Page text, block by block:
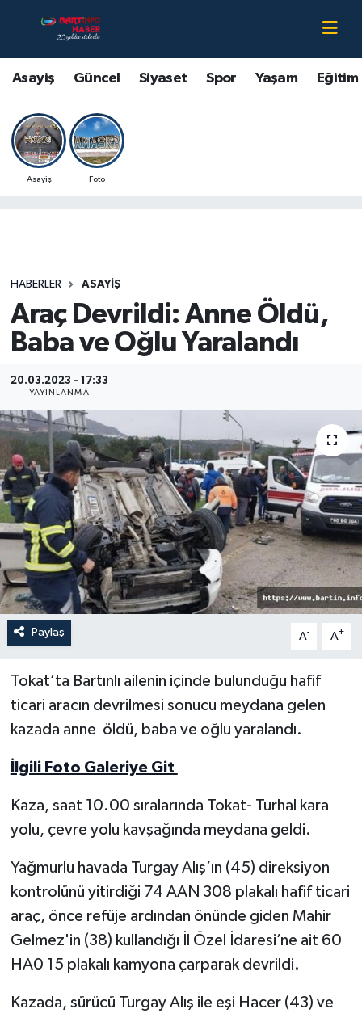
Asayiş Güncel Siyaset Spor Yaşam Eğitim
Asayiş Foto
HABERLER ASAYIŞ
Araç Devrildi: Anne Öldü,
Baba ve Oğlu Yaralandı
20.03.2023 - 17:33
YAYINLANMA
Paylaş A- A+
Tokat’ta Bartınlı ailenin içinde bulunduğu hafif
ticari aracın devrilmesi sonucu meydana gelen
kazada anne öldü, baba ve oğlu yaralandı.
İlgili Foto Galeriye Git
Kaza, saat 10.00 sıralarında Tokat- Turhal kara
yolu, çevre yolu kavşağında meydana geldi.
Yağmurlu havada Turgay Alış’ın (45) direksiyon
kontrolünü yitirdiği 74 AAN 308 plakalı hafif ticari
araç, önce refüje ardından önünde giden Mahir
Gelmez'in (38) kullandığı İl Özel İdaresi’ne ait 60
HA0 15 plakalı kamyona çarparak devrildi.
Kazada, sürücü Turgay Alış ile eşi Hacer (43) ve
Asayiş
Bartın Hakkında
Çevre
Eğitim
Kültür-Sanat
Magazin
Medya
Sağlık
Sinema
Sivil Toplum
Siyaset
Spor
Tarım
Turizm
Yaşam
Yerel Yönetimler
DÜNYA
Bartın Nöbetçi Eczaneler
Bartın Hava Durumu
Bartin Namaz Vakitleri
Bartın Trafik Yoğunluk Haritası
Son Dakika Haberleri
Haber Arşivi